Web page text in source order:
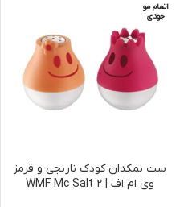
اتمام مو
جودی
ست نمکدان کودک نارنجی و قرمز
وی ام اف | WMF Mc Salt 2